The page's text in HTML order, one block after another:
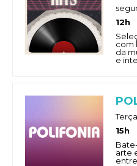
12h
com
da
e
15h
arte